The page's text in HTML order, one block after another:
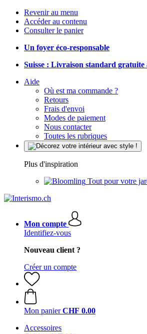
Revenir au menu
Accéder au contenu
Consulter le panier
Un foyer éco-responsable
Suisse : Livraison standard gratuite
Aide
Où est ma commande ?
Retours
Frais d'envoi
Modes de paiement
Nous contacter
Toutes les rubriques
Plus d'inspiration
Tout pour votre
Mon compte
Identifiez-vous
Nouveau client ?
Créer un compte
Mon panier CHF 0.00
Accessoires